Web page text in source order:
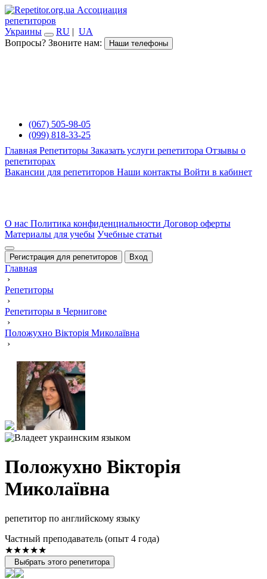
Ассоциация
репетиторов
Украины
RU | UA
Вопросы? Звоните нам:
Наши телефоны
(067) 505-98-05
(099) 818-33-25
Главная Репетиторы Заказать услуги репетитора Отзывы о
репетиторах
Вакансии для репетиторов Наши контакты Войти в кабинет
О нас Политика конфиденциальности Договор оферты
Материалы для учебы Учебные статьи
Регистрация для репетиторов Вход
Главная
›
Репетиторы
›
Репетиторы в Чернигове
›
Положухно Вікторія Миколаївна
›
Положухно Вікторія
Миколаївна
репетитор по английскому языку
Частный преподаватель (опыт 4 года)
★★★★★
Выбрать этого репетитора